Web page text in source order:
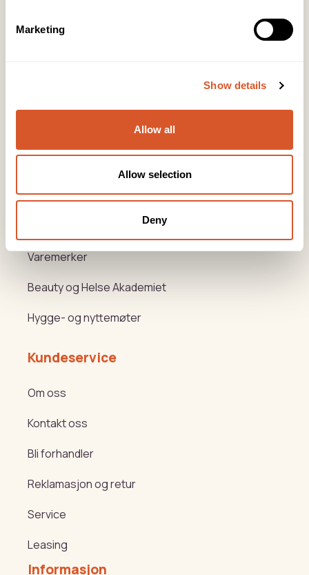
Marketing
Show details
Allow all
Allow selection
Deny
Snarveier
Produkter
Varemerker
Beauty og Helse Akademiet
Hygge- og nyttemøter
Kundeservice
Om oss
Kontakt oss
Bli forhandler
Reklamasjon og retur
Service
Leasing
Informasjon